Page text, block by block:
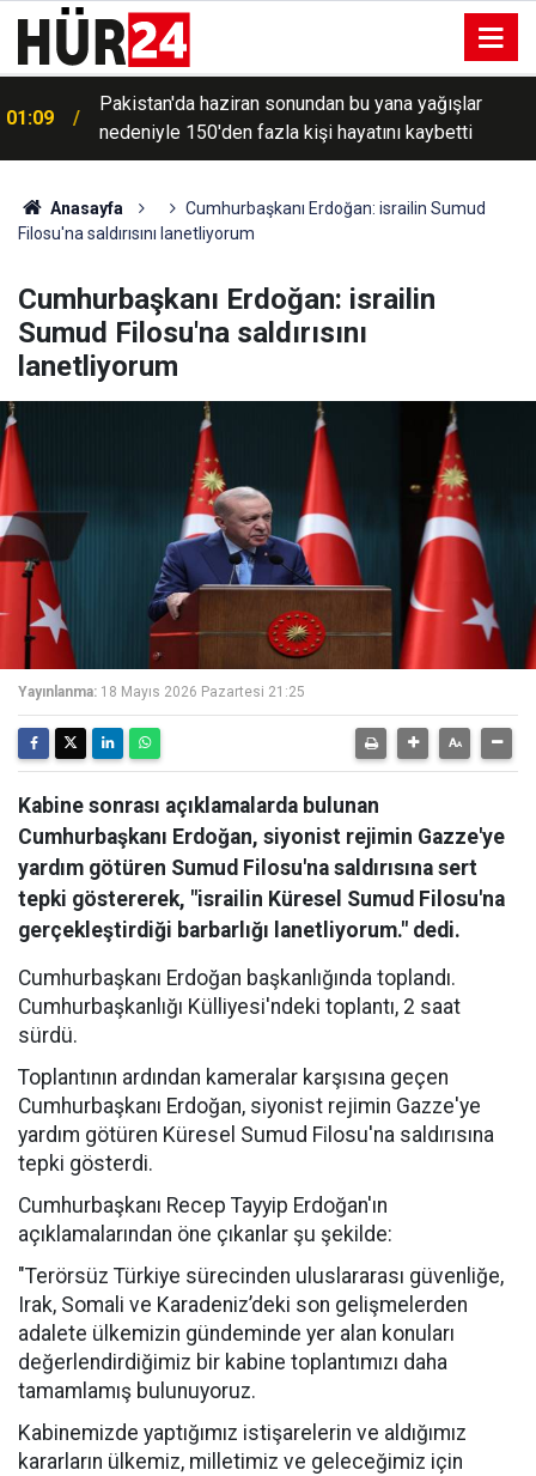
01:09
Pakistan'da haziran sonundan bu yana yağışlar
nedeniyle 150'den fazla kişi hayatını kaybetti
00:49
Hürmüz'den geçişlerin ücreti, sefer hacmine bağlı
olacak
Anasayfa
Cumhurbaşkanı Erdoğan: israilin Sumud
Filosu'na saldırısını lanetliyorum
Cumhurbaşkanı Erdoğan: israilin
Sumud Filosu'na saldırısını
lanetliyorum
Yayınlanma: 18 Mayıs 2026 Pazartesi 21:25
Kabine sonrası açıklamalarda bulunan
Cumhurbaşkanı Erdoğan, siyonist rejimin Gazze'ye
yardım götüren Sumud Filosu'na saldırısına sert
tepki göstererek, "israilin Küresel Sumud Filosu'na
gerçekleştirdiği barbarlığı lanetliyorum." dedi.
Cumhurbaşkanı Erdoğan başkanlığında toplandı.
Cumhurbaşkanlığı Külliyesi'ndeki toplantı, 2 saat
sürdü.
Toplantının ardından kameralar karşısına geçen
Cumhurbaşkanı Erdoğan, siyonist rejimin Gazze'ye
yardım götüren Küresel Sumud Filosu'na saldırısına
tepki gösterdi.
Cumhurbaşkanı Recep Tayyip Erdoğan'ın
açıklamalarından öne çıkanlar şu şekilde:
"Terörsüz Türkiye sürecinden uluslararası güvenliğe,
Irak, Somali ve Karadeniz’deki son gelişmelerden
adalete ülkemizin gündeminde yer alan konuları
değerlendirdiğimiz bir kabine toplantımızı daha
tamamlamış bulunuyoruz.
Kabinemizde yaptığımız istişarelerin ve aldığımız
kararların ülkemiz, milletimiz ve geleceğimiz için